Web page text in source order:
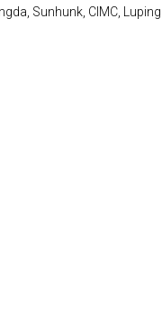
Sunhunk, СIМС, Luрing